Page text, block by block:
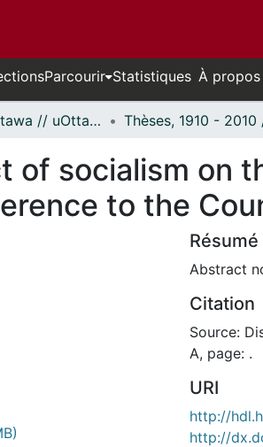
Parcourir Statistiques À propos
Thèses uOttawa // uOttawa Theses
of socialism on
to the
Résumé
Abstract
Citation
Source:
A, page: .
URI
http://
http://